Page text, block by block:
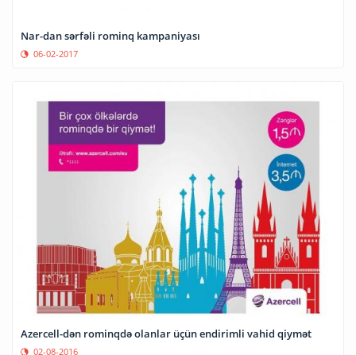
Nar-dan sərfəli rominq kampaniyası
06-02-2017
Azercell-dən rominqdə olanlar üçün endirimli vahid qiymət
02-08-2016